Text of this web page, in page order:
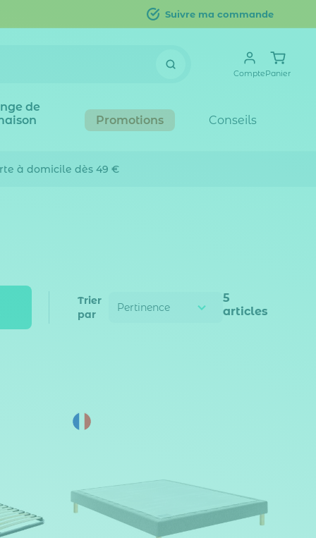
Suivre ma commande
ComptePanier
de
Promotions Conseils
à domicile dès 49 €
Trier
par
5
articles